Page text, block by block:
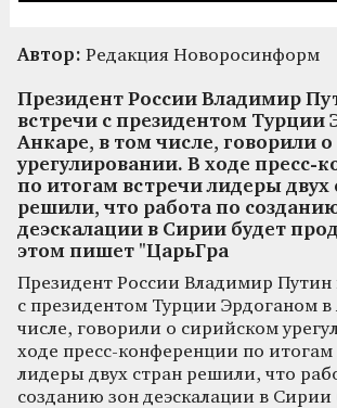
Автор: Редакция Новоросинформ
Президент России Владимир
встречи с президентом Турции
Анкаре, в том числе, говорили
урегулировании. В ходе пресс-
по итогам встречи лидеры двух
решили, что работа по
деэскалации в Сирии будет
этом пишет "ЦарьГра
Президент России Владимир Путин
с президентом Турции Эрдоганом в
числе, говорили о сирийском
ходе пресс-конференции по итогам
лидеры двух стран решили, что
созданию зон деэскалации в Сирии